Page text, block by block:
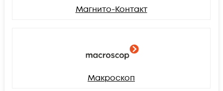
Магнито-Контакт
Макроскоп